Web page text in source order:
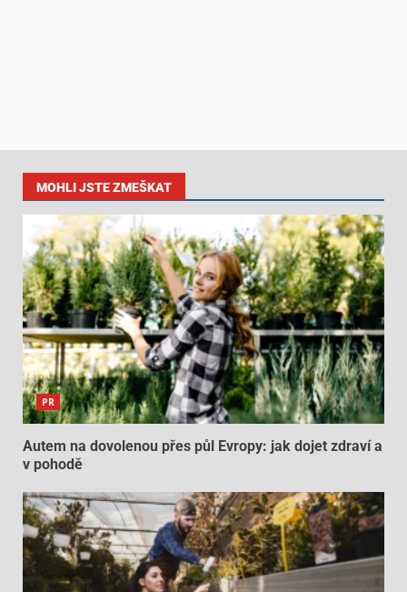
MOHLI JSTE ZMEŠKAT
PR
Autem na dovolenou přes půl Evropy: jak dojet zdraví a
v pohodě